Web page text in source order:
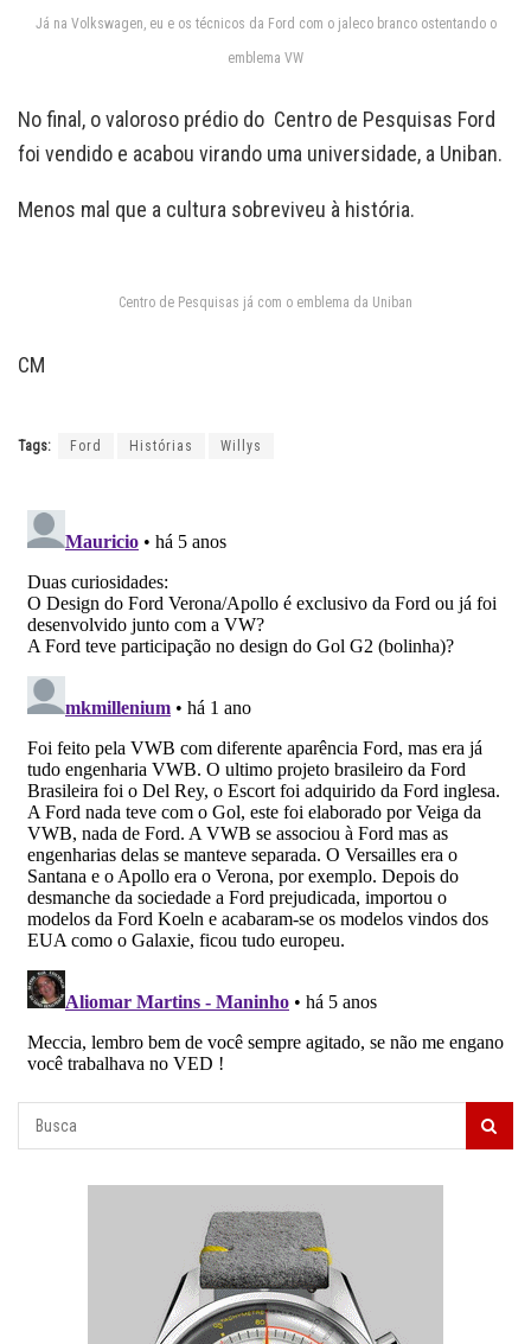
Já na Volkswagen, eu e os técnicos da Ford com o jaleco branco ostentando o
emblema VW
No final, o valoroso prédio do Centro de Pesquisas Ford
foi vendido e acabou virando uma universidade, a Uniban.
Menos mal que a cultura sobreviveu à história.
Centro de Pesquisas já com o emblema da Uniban
CM
Tags: Ford Histórias Willys